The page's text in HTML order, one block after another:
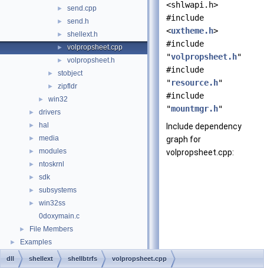
► send.cpp
► send.h
► shellext.h
► volpropsheet.cpp
► volpropsheet.h
► stobject
► zipfldr
► win32
► drivers
► hal
► media
► modules
► ntoskrnl
► sdk
► subsystems
►
win32ss
0doxymain.c
► File Members
► Examples
<shlwapi.h>
#include
<uxtheme.h>
#include
"volpropsheet.h"
#include
"resource.h"
#include
"mountmgr.h"
Include dependency
graph for
volpropsheet.cpp:
dll shellext shellbtrfs volpropsheet.cpp